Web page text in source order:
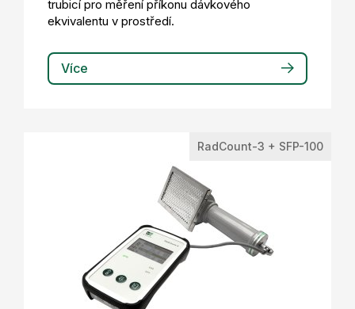
trubicí pro měření příkonu dávkového
ekvivalentu v prostředí.
Více
RadCount-3 + SFP-100